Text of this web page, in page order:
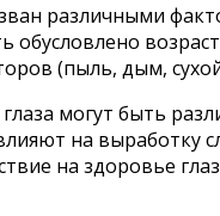
различными
обусловлено
(пыль, дым,
могут быть
на выработку
на здоровье